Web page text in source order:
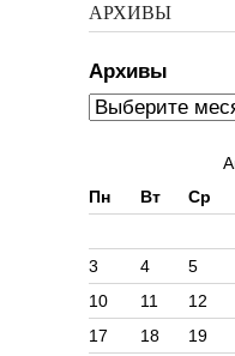
АРХИВЫ
Архивы
Пн
Вт Ср
3
4 5
10
11 12
17
18 19